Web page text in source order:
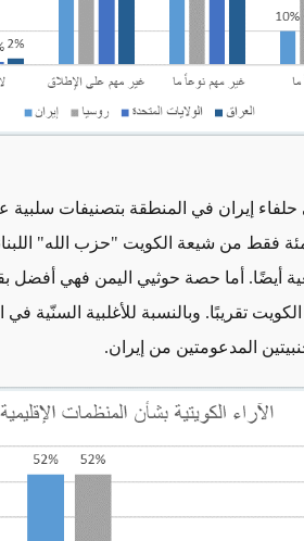
إيران في المنطقة بتصنيفات
فيرى 11 في المئة فقط من شيعة الكويت "حزب الله"
أيضًا. أما حصة حوثيي اليمن فهي أفضل
تقريبًا. وبالنسبة للأغلبية السنّية
المدعومتين من إيران.